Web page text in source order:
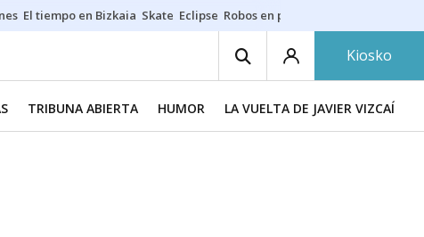
El tiempo en Bizkaia Skate Eclipse Robos en playas
Kiosko
TRIBUNA ABIERTA HUMOR LA VUELTA DE JAVIER VIZCAÍNO